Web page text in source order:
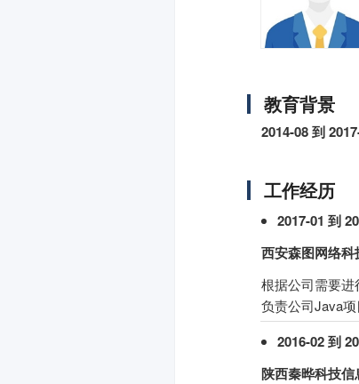
教育背景
2014-08 到
工作经历
2017-01 到
西安森图网络科
根据公司需要进
负责公司Java
2016-02 到
陕西秦晔科技信